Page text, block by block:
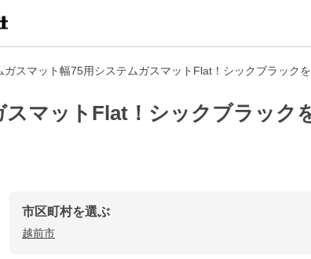
ガスマット幅75用システムガスマットFlat！シックブラック
マットFlat！シックブラック
市区町村を選ぶ
越前市